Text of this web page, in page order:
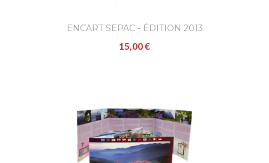
ENCART SEPAC - ÉDITION 2013
15,00 €